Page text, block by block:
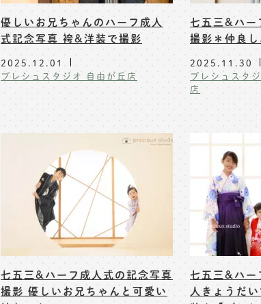
優しいお兄ちゃんのハーフ成人
式記念写真 袴&洋装で撮影
2025.12.01
プレシュスタジオ 自由が丘店
七五三&ハー
撮影＊仲良
2025.11.30
プレシュスタ
店
七五三&ハーフ成人式の記念写真
撮影 優しいお兄ちゃんと可愛い
七五三&ハー
人きょうだ